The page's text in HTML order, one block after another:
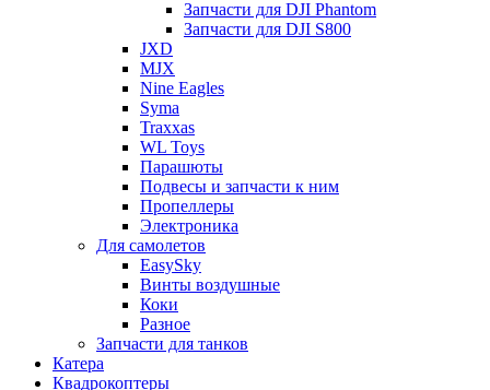
Запчасти для DJI Phantom
Запчасти для DJI S800
JXD
MJX
Nine Eagles
Syma
Traxxas
WL Toys
Парашюты
Подвесы и запчасти к ним
Пропеллеры
Электроника
Для самолетов
EasySky
Винты воздушные
Коки
Разное
Запчасти для танков
Катера
Квадрокоптеры